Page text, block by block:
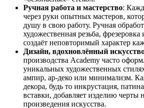
Ручная работа и мастерство:
через руки опытных мастеров,
душу в свою работу. Ручная
художественная резьба, фрезеровка
создаёт неповторимый характер
Дизайн, вдохновлённый
производства Academy часто
уникальных художественных
ампир, ар-деко или минимализм.
декора, будь то инкрустация,
вставки, добавляет изделию черты
произведения искусства.